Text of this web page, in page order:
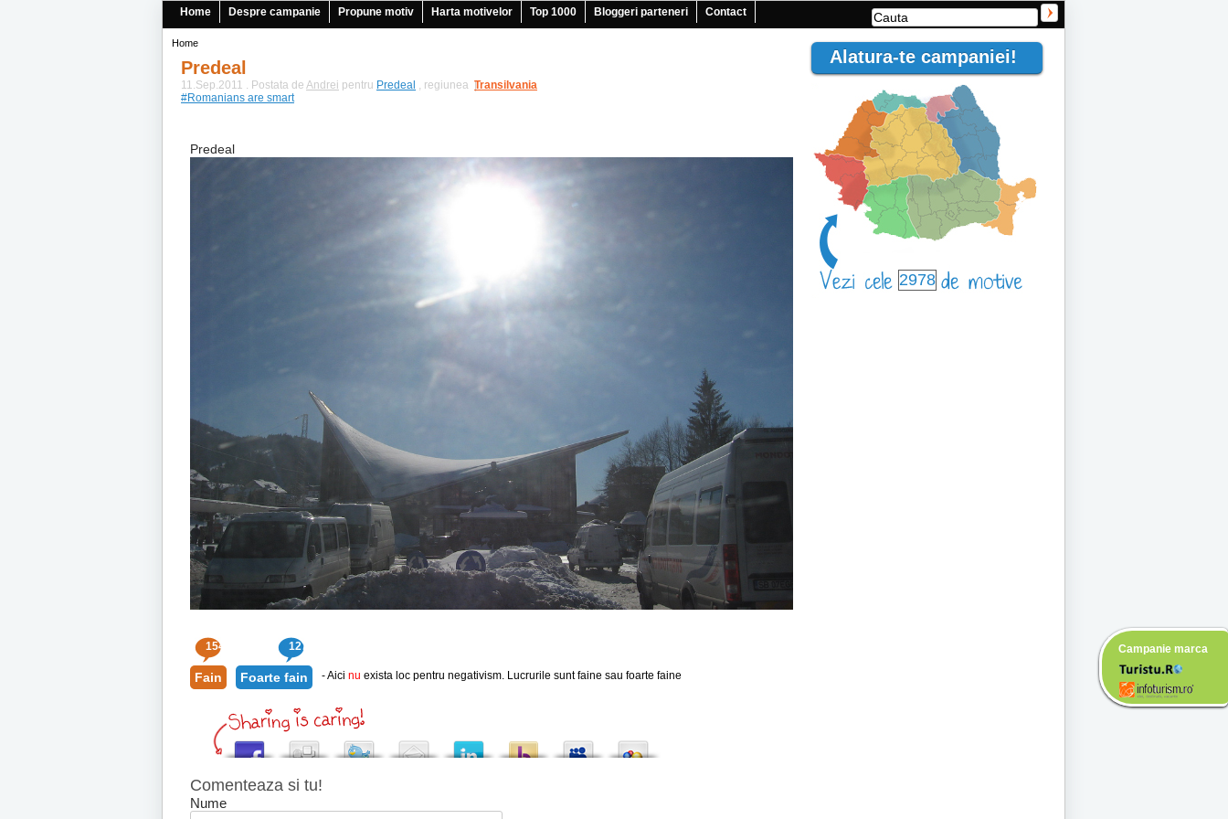
Campanie marca
Home Despre campanie Propune motiv Harta motivelor Top 1000 Bloggeri parteneri Contact
Home
Predeal
11.Sep.2011 . Postata de Andrei pentru Predeal , regiunea Transilvania
|
#Romanians are smart
Predeal
154 127
Fain Foarte fain - Aici nu exista loc pentru negativism. Lucrurile sunt faine sau foarte faine
Comenteaza si tu!
Nume
Alatura-te campaniei!
2978